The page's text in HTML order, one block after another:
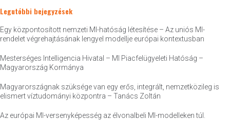
Legutóbbi bejegyzések
Egy központosított nemzeti MI-hatóság létesítése – Az uniós MI-
rendelet végrehajtásának lengyel modellje európai kontextusban
Mesterséges Intelligencia Hivatal – MI Piacfelügyeleti Hatóság –
Magyarország Kormánya
Magyarországnak szüksége van egy erős, integrált, nemzetközileg is
elismert víztudományi központra – Tanács Zoltán
Az európai MI-versenyképesség az élvonalbeli MI-modelleken túl.